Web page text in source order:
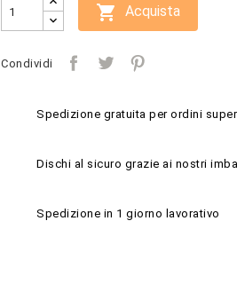
 Acquista
Condividi
Spedizione gratuita per ordini
Dischi al sicuro grazie ai nostri
Spedizione in 1 giorno lavorativo